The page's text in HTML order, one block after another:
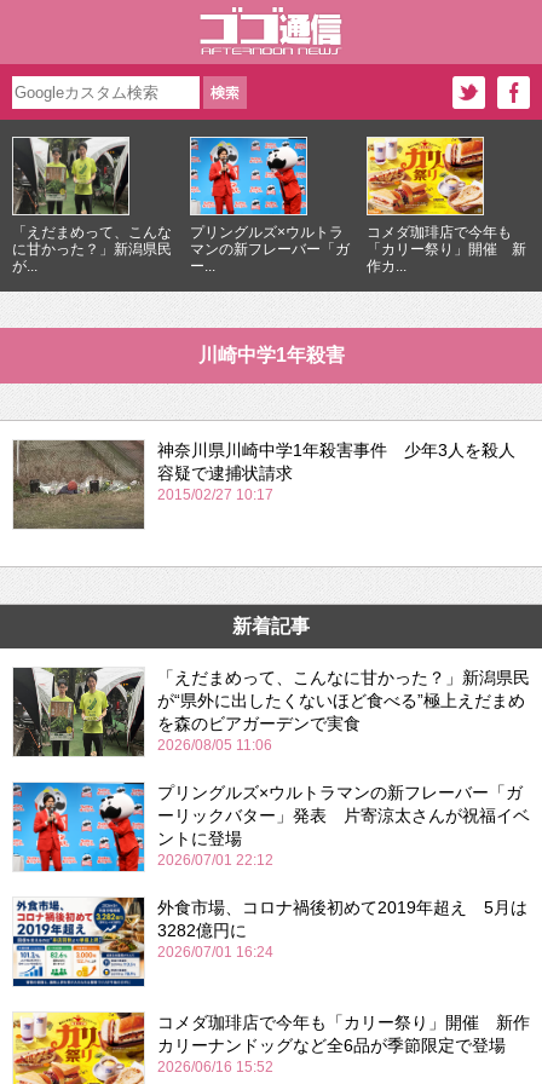
「えだまめって、こんな
に甘かった？」新潟県民
が...
プリングルズ×ウルトラ
マンの新フレーバー「ガ
ー...
コメダ珈琲店で今年も
「カリー祭り」開催 新
作カ...
川崎中学1年殺害
神奈川県川崎中学1年殺害事件 少年3人を殺人
容疑で逮捕状請求
2015/02/27 10:17
新着記事
「えだまめって、こんなに甘かった？」新潟県民
が“県外に出したくないほど食べる”極上えだまめ
を森のビアガーデンで実食
2026/08/05 11:06
プリングルズ×ウルトラマンの新フレーバー「ガ
ーリックバター」発表 片寄涼太さんが祝福イベ
ントに登場
2026/07/01 22:12
外食市場、コロナ禍後初めて2019年超え 5月は
3282億円に
2026/07/01 16:24
コメダ珈琲店で今年も「カリー祭り」開催 新作
カリーナンドッグなど全6品が季節限定で登場
2026/06/16 15:52